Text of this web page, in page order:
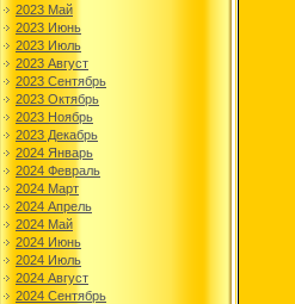
2023 Май
2023 Июнь
2023 Июль
2023 Август
2023 Сентябрь
2023 Октябрь
2023 Ноябрь
2023 Декабрь
2024 Январь
2024 Февраль
2024 Март
2024 Апрель
2024 Май
2024 Июнь
2024 Июль
2024 Август
2024 Сентябрь